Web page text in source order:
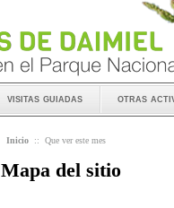
visitas guiadas otras
Inicio :: Que ver este mes
Mapa del sitio